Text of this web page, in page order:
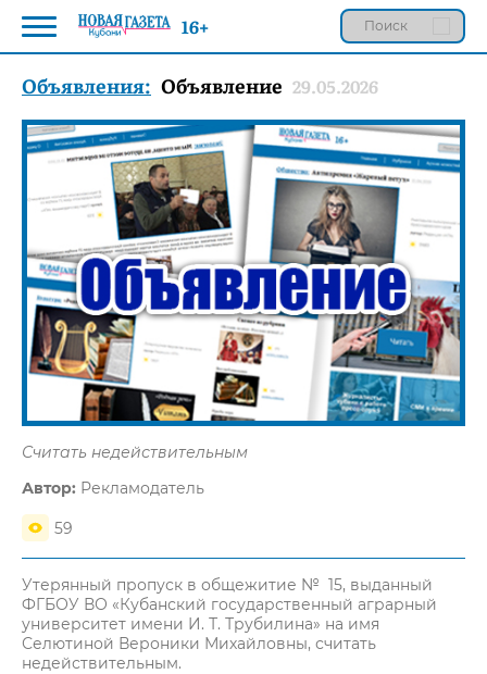
Объявления: Объявление 29.05.2026
Считать недействительным
Автор: Рекламодатель
59
Утерянный пропуск в общежитие № 15, выданный
ФГБОУ ВО «Кубанский государственный аграрный
университет имени И. Т. Трубилина» на имя
Селютиной Вероники Михайловны, считать
недействительным.
16+